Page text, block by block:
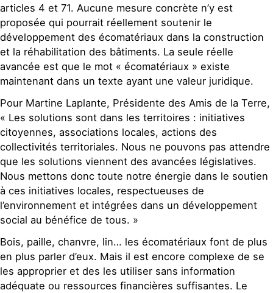
articles 4 et 71. Aucune mesure concrète n’y est
proposée qui pourrait réellement soutenir le
développement des écomatériaux dans la construction
et la réhabilitation des bâtiments. La seule réelle
avancée est que le mot « écomatériaux » existe
maintenant dans un texte ayant une valeur juridique.
Pour Martine Laplante, Présidente des Amis de la Terre,
« Les solutions sont dans les territoires : initiatives
citoyennes, associations locales, actions des
collectivités territoriales. Nous ne pouvons pas attendre
que les solutions viennent des avancées législatives.
Nous mettons donc toute notre énergie dans le soutien
à ces initiatives locales, respectueuses de
l’environnement et intégrées dans un développement
social au bénéfice de tous. »
Bois, paille, chanvre, lin… les écomatériaux font de plus
en plus parler d’eux. Mais il est encore complexe de se
les approprier et des les utiliser sans information
adéquate ou ressources financières suffisantes. Le